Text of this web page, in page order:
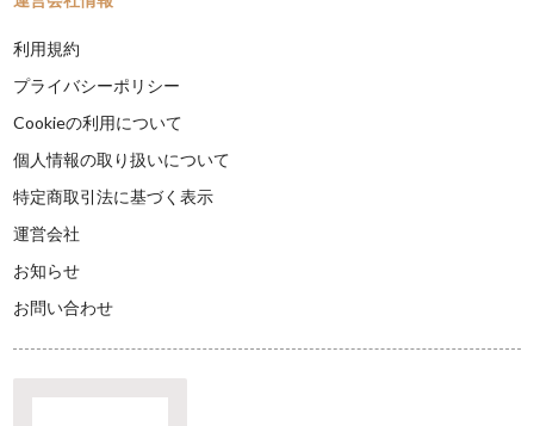
利用規約
プライバシーポリシー
Cookieの利用について
個人情報の取り扱いについて
特定商取引法に基づく表示
運営会社
お知らせ
お問い合わせ